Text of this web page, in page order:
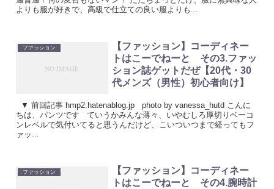
よりも服が好きで、高級で仕立ての良い服よりも...
ファッション
【ファッション】コーディネー
トはこーでねーと その3.ファッ
ション誌ゲットだぜ【20代・30
代メンズ（男性）初心者向け】
▼ 前回記事 hmp2.hatenablog.jp photo by vanessa_hutd こんに
ちは、パンツです ていうかみんな薄々、いやむしろ厚切りベーコ
ンレベルで気付いてると思うんだけど、こいついつまで経ってもフ
ァッ...
ファッション
【ファッション】コーディネー
トはこーでねーと その4.腕時計